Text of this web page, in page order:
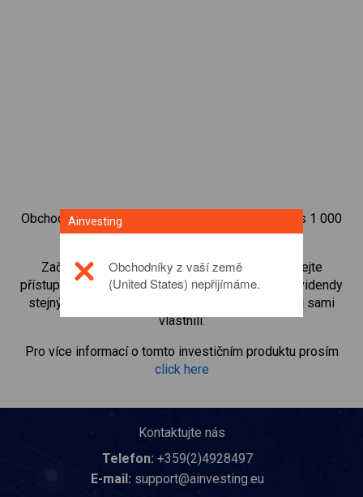
Obchodujte na obchodní platformě Ainvesting přes 1 000
mezinárodních akcií.
Začněte obchodovat CFD naCopa(CPA)
. Získejte
přístup ke kurzům v reálném čase a dostávejte dividendy
stejným způsobem, jako kdybyste akcie opravdu sami
vlastnili.
Pro více informací o tomto investičním produktu prosím
click here
Kontaktujte nás
Telefon: +359(2)4928497
E-mail: support@ainvesting.eu
Ainvesting
Obchodníky z vaší země
(United States) nepřijímáme.